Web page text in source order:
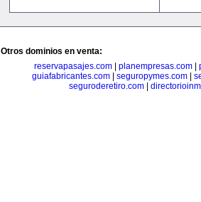
Otros dominios en venta:
reservapasajes.com
planempresas.com
guiafabricantes.com| seguropymes.com|
seguroderetiro.com|